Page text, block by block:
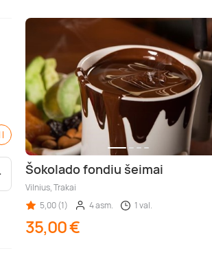
Šokolado fondiu šeimai
Vilnius, Trakai
5,00 (1)
4 asm. 1 val.
35,00 €